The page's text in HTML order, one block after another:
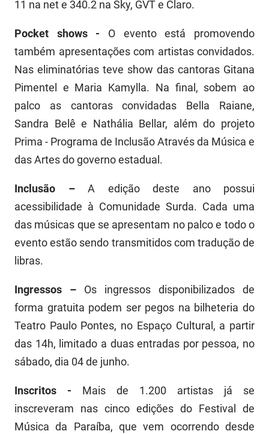
11 na net e 340.2 na Sky, GVT e Claro.
Pocket shows - O evento está promovendo
também apresentações com artistas convidados.
Nas eliminatórias teve show das cantoras Gitana
Pimentel e Maria Kamylla. Na final, sobem ao
palco as cantoras convidadas Bella Raiane,
Sandra Belê e Nathália Bellar, além do projeto
Prima - Programa de Inclusão Através da Música e
das Artes do governo estadual.
Inclusão – A edição deste ano possui
acessibilidade à Comunidade Surda. Cada uma
das músicas que se apresentam no palco e todo o
evento estão sendo transmitidos com tradução de
libras.
Ingressos – Os ingressos disponibilizados de
forma gratuita podem ser pegos na bilheteria do
Teatro Paulo Pontes, no Espaço Cultural, a partir
das 14h, limitado a duas entradas por pessoa, no
sábado, dia 04 de junho.
Inscritos - Mais de 1.200 artistas já se
inscreveram nas cinco edições do Festival de
Música da Paraíba, que vem ocorrendo desde